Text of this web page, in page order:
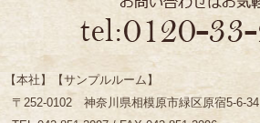
【本社】【サンプルルーム】
〒252-0102 神奈川県相模原市緑区原宿5-6-34